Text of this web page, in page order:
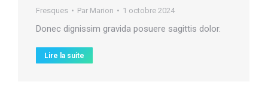
Fresques Par Marion 1 octobre 2024
Donec dignissim gravida posuere sagittis dolor.
Lire la suite